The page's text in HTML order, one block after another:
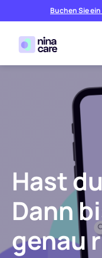
Buchen Sie
Hast
Dann
genau